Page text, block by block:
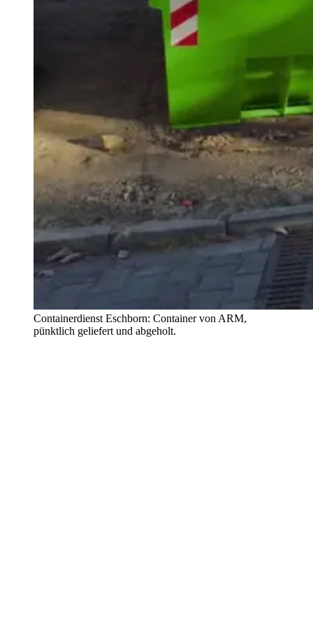
Containerdienst Eschborn: Container von ARM,
pünktlich geliefert und abgeholt.